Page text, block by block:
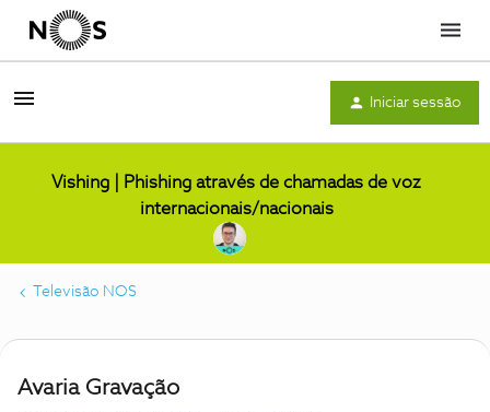
Menu
Iniciar sessão
Vishing | Phishing através de chamadas de voz
internacionais/nacionais
Televisão NOS
Avaria Gravação